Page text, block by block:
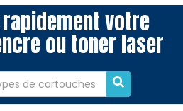
votre
ou toner laser